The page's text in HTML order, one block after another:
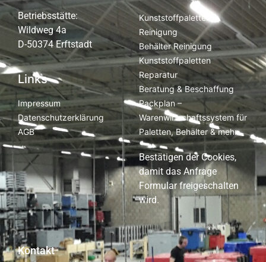
Betriebsstätte:
Wildweg 4a
D-50374 Erftstadt
Links
Impressum
Datenschutzerklärung
AGB
Kunststoffpaletten
Reinigung
Behälter Reinigung
Kunststoffpaletten
Reparatur
Beratung & Beschaffung
Packplan –
Warenwirtschaftssystem für
Paletten, Behälter & mehr
Bestätigen der Cookies,
damit das Anfrage
Formular freigeschalten
wird.
Kontakt